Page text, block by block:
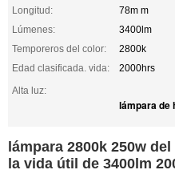
Longitud:
78m m
Lúmenes:
3400lm
Temporeros del color:
2800k
Edad clasificada. vida:
2000hrs
Alta luz:
lámpara de
lámpara 2800k 250w
la vida útil de 3400lm